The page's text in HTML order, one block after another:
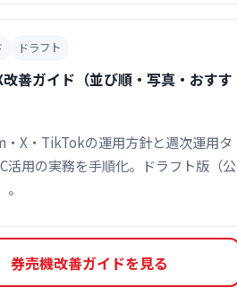
ドラフト
善ガイド（並び順・写真・おすす
X・TikTokの運用方針と週次運用タ
活用の実務を手順化。ドラフト版（公
券売機改善ガイドを見る